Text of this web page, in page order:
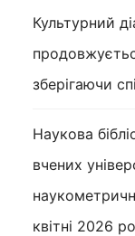
Культурний
зберігаючи
Наукова
вчених
квітні 2026